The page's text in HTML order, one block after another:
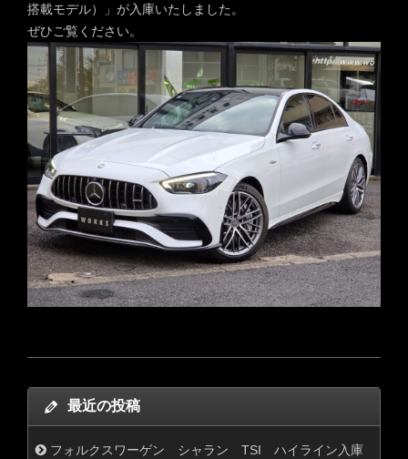
搭載モデル）」が入庫いたしました。
ぜひご覧ください。
最近の投稿
フォルクスワーゲン シャラン TSI ハイライン入庫